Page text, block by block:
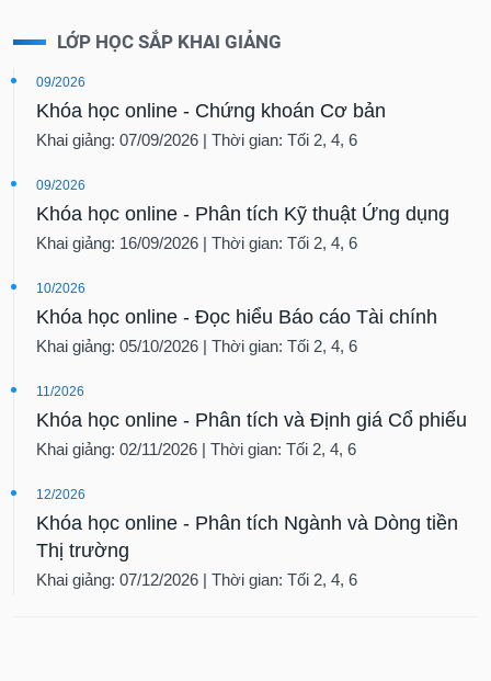
LỚP HỌC SẮP KHAI GIẢNG
09/2026
Khóa học online - Chứng khoán Cơ bản
Khai giảng: 07/09/2026 | Thời gian: Tối 2, 4, 6
09/2026
Khóa học online - Phân tích Kỹ thuật Ứng dụng
Khai giảng: 16/09/2026 | Thời gian: Tối 2, 4, 6
10/2026
Khóa học online - Đọc hiểu Báo cáo Tài chính
Khai giảng: 05/10/2026 | Thời gian: Tối 2, 4, 6
11/2026
Khóa học online - Phân tích và Định giá Cổ phiếu
Khai giảng: 02/11/2026 | Thời gian: Tối 2, 4, 6
12/2026
Khóa học online - Phân tích Ngành và Dòng tiền
Thị trường
Khai giảng: 07/12/2026 | Thời gian: Tối 2, 4, 6